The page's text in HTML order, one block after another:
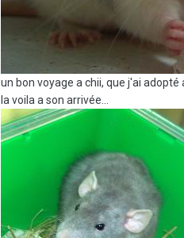
un bon voyage a chii, que j'ai
la voila a son arrivée...